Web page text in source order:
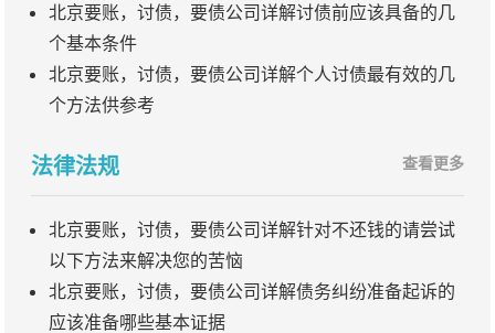
北京要账，讨债，要债公司详解讨债前应该具备的几
个基本条件
北京要账，讨债，要债公司详解个人讨债最有效的几
个方法供参考
法律法规 查看更多
北京要账，讨债，要债公司详解针对不还钱的请尝试
以下方法来解决您的苦恼
北京要账，讨债，要债公司详解债务纠纷准备起诉的
应该准备哪些基本证据